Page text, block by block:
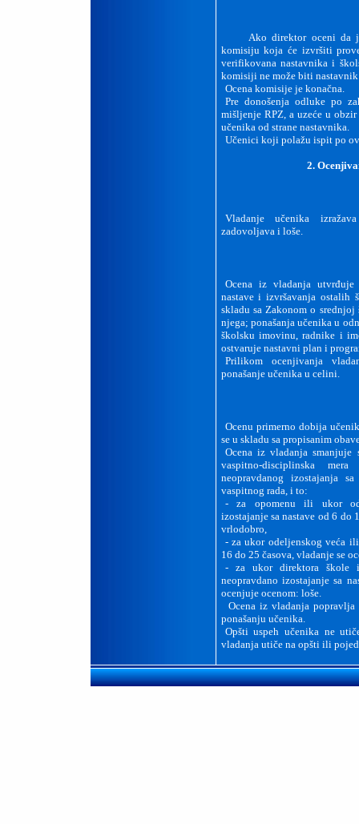
Ako direktor oceni da je
komisiju koja će izvršiti
verifikovana nastavnika i
komisiji ne može biti
Ocena komisije je konačna.
Pre donošenja odluke po
mišljenje RPZ, a uzeće u
učenika od strane nastavnika.
Učenici koji polažu ispit po
2.
Vladanje učenika
zadovoljava i loše.
Ocena iz vladanja
nastave i izvršavanja ostalih
skladu sa Zakonom o
njega; ponašanja učenika u
školsku imovinu, radnike i
ostvaruje nastavni plan i
Prilikom ocenjivanja
ponašanje učenika u celini.
Ocenu primerno dobija
se u skladu sa propisanim
Ocena iz vladanja
vaspitno-disciplinska
neopravdanog izostajanja
vaspitnog rada, i to:
-
za opomenu ili ukor
izostajanje sa nastave od 6 do
vrlodobro,
- za ukor odeljenskog veća
16 do 25 časova, vladanje se
-
za ukor direktora škole
neopravdano izostajanje sa
ocenjuje ocenom: loše.
Ocena iz vladanja
ponašanju učenika.
Opšti uspeh učenika ne
vladanja utiče na opšti ili